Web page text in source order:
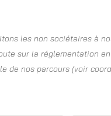
les non sociétaires à
sur la réglementation
de nos parcours (voir